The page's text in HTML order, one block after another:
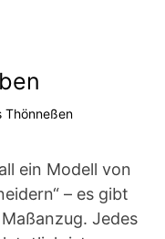
Thönneßen
ein Modell von
– es gibt
Jedes